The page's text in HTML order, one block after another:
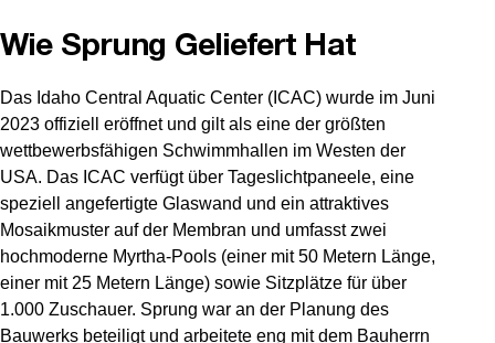
Wie Sprung Geliefert Hat
Das Idaho Central Aquatic Center (ICAC) wurde im Juni
2023 offiziell eröffnet und gilt als eine der größten
wettbewerbsfähigen Schwimmhallen im Westen der
USA. Das ICAC verfügt über Tageslichtpaneele, eine
speziell angefertigte Glaswand und ein attraktives
Mosaikmuster auf der Membran und umfasst zwei
hochmoderne Myrtha-Pools (einer mit 50 Metern Länge,
einer mit 25 Metern Länge) sowie Sitzplätze für über
1.000 Zuschauer. Sprung war an der Planung des
Bauwerks beteiligt und arbeitete eng mit dem Bauherrn